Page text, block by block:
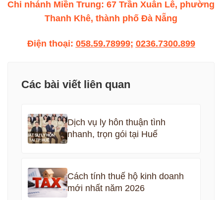
Chi nhánh Miền Trung: 67 Trần Xuân Lê, phường
Thanh Khê, thành phố Đà Nẵng
Điện thoại: 058.59.78999; 0236.7300.899
Các bài viết liên quan
Dịch vụ ly hôn thuận tình
nhanh, trọn gói tại Huế
Cách tính thuế hộ kinh doanh
mới nhất năm 2026